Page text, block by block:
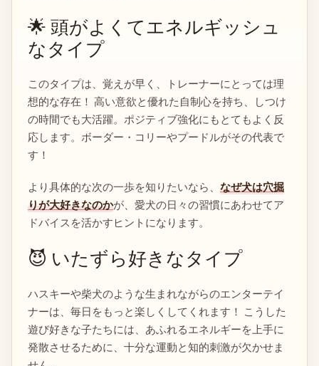
🌟 頭がよくてエネルギッシュ
なタイプ
このタイプは、覚えが早く、トレーナーにとっては理
想的な存在！ 高い意欲と優れた自制心を持ち、しつけ
の時間でも大活躍。ポジティブ強化にもとてもよく反
応します。ボーダー・コリーやプードルがその代表で
す！
より具体的な次の一歩を知りたいなら、 なぜ犬は穴掘
りが大好きなのかが、愛犬の日々の習慣にあわせてア
ドバイスを活かすヒントになります。
😈 いたずら好きなタイプ
ハスキーや柴犬のような生まれながらのエンターテイ
ナーは、毎日をもっと楽しくしてくれます！ こうした
遊び好きな子たちには、あふれるエネルギーを上手に
発散させるために、十分な運動と知的刺激が欠かせま